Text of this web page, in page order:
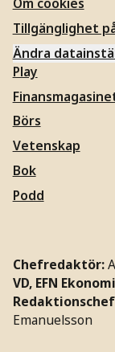
Tillgänglighet
Ändra
Play
Börs
Vetenskap
Bok
Podd
Chefredaktör:
VD, EFN
Emanuelsson